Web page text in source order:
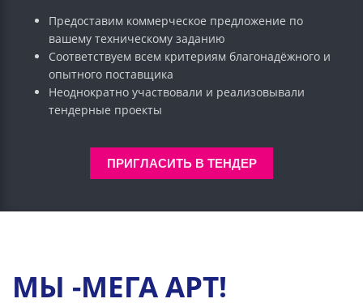
Предоставим коммерческое предложение по
вашему техническому заданию
Соответствуем всем критериям благонадёжного и
опытного поставщика
Неоднократно участвовали и реализовывали
тендерные проекты
ПРИГЛАСИТЬ В ТЕНДЕР
МЫ -МЕГА АРТ!